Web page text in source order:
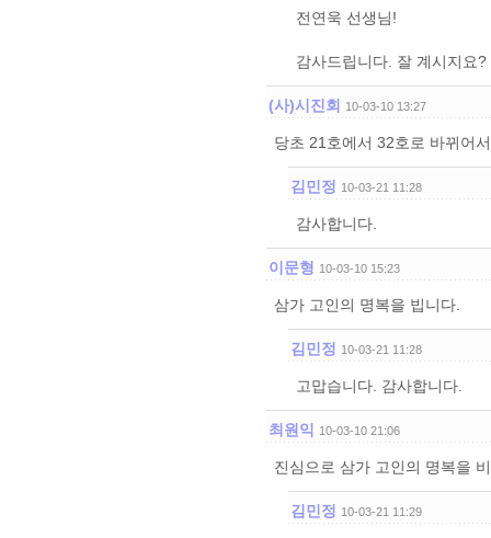
전연욱 선생님!
감사드립니다. 잘 계시지요?
(사)시진회 10-03-10 13:27
당초 21호에서 32호로 바뀌어
김민정 10-03-21 11:28
감사합니다.
이문형 10-03-10 15:23
삼가 고인의 명복을 빕니다.
김민정 10-03-21 11:28
고맙습니다. 감사합니다.
최원익 10-03-10 21:06
진심으로 삼가 고인의 명복을
김민정 10-03-21 11:29